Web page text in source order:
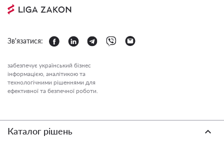
Зв'язатися:
забезпечує український бізнес
інформацією, аналітикою та
технологічними рішеннями для
ефективної та безпечної роботи.
Каталог рішень